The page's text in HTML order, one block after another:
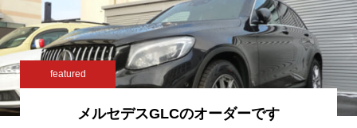
featured
メルセデスGLCのオーダーです